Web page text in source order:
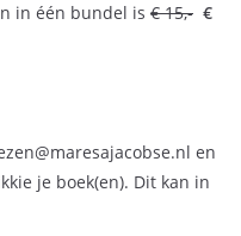
in één bundel is € 15,- €
en
je boek(en). Dit kan in